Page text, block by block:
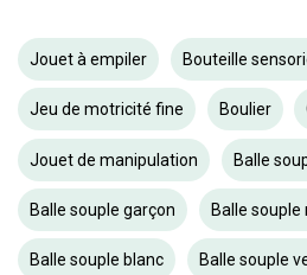
Jouet à empiler Bouteille
Jeu de motricité fine Boulier
Jouet de manipulation Balle
Balle souple garçon Balle souple
Balle souple blanc Balle souple